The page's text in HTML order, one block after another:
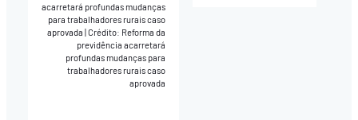
acarretará profundas mudanças
para trabalhadores rurais caso
aprovada|Crédito: Reforma da
previdência acarretará
profundas mudanças para
trabalhadores rurais caso
aprovada